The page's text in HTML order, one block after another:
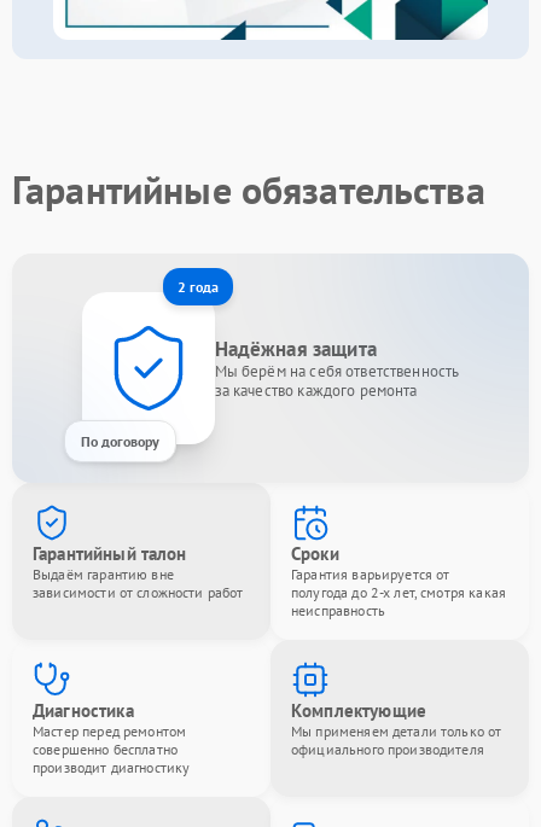
Гарантийные обязательства
2 года
По договору
Надёжная защита
Мы берём на себя ответственность
за качество каждого ремонта
Гарантийный талон
Выдаём гарантию вне
зависимости от сложности работ
Сроки
Гарантия варьируется от
полугода до 2-х лет, смотря какая
неисправность
Диагностика
Мастер перед ремонтом
совершенно бесплатно
производит диагностику
Комплектующие
Мы применяем детали только от
официального производителя